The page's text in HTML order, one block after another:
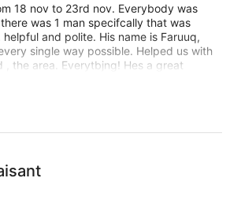
18 nov to 23rd nov. Everybody was
was 1 man specifcally that was
and polite. His name is Faruuq,
single way possible. Helped us with
, the area. Everytbjng! Hes a great
faruuq! This is from your sudanese